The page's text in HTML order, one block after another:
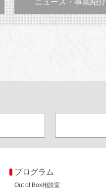
ニュース・事業紹介
プログラム
Out of Box相談室